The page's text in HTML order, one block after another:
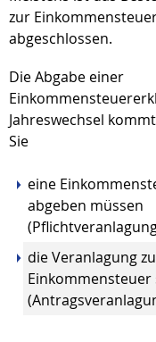
zur
abgeschlossen.
Die Abgabe einer
Jahreswechsel
Sie
eine
abgeben müssen
die Veranlagung